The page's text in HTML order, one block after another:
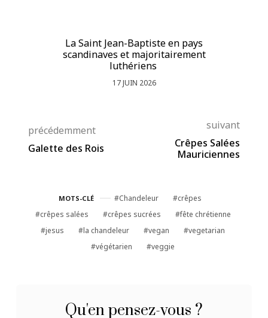
La Saint Jean-Baptiste en pays
scandinaves et majoritairement
luthériens
17 JUIN 2026
précédemment
Galette des Rois
suivant
Crêpes Salées
Mauriciennes
MOTS-CLÉ Chandeleur
crêpes
crêpes salées
crêpes sucrées
fête chrétienne
jesus
la chandeleur vegan
vegetarian
végétarien
veggie
Qu'en pensez-vous ?